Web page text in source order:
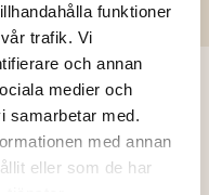
funktioner
trafik. Vi
och annan
medier och
samarbetar med.
med annan
eller som de har
UTPRIS6 499 KR